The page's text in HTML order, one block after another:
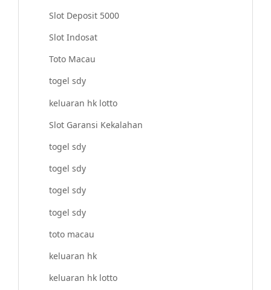
Slot Deposit 5000
Slot Indosat
Toto Macau
togel sdy
keluaran hk lotto
Slot Garansi Kekalahan
togel sdy
togel sdy
togel sdy
togel sdy
toto macau
keluaran hk
keluaran hk lotto